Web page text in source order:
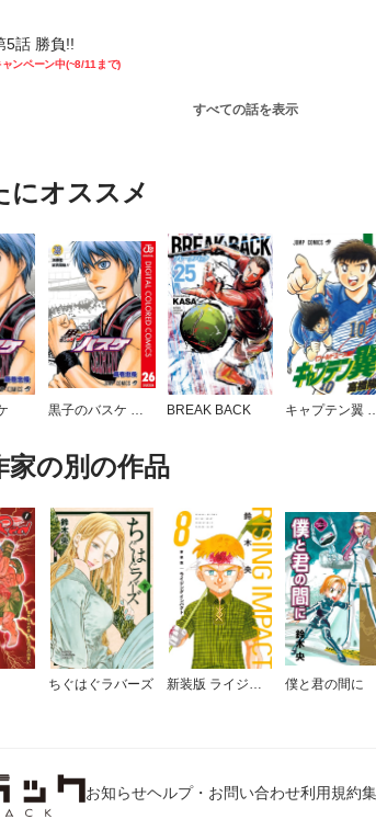
5話 勝負!!
ャンペーン中(~8/11まで)
すべての話を表示
にオススメ
黒子のバスケ カラー版 BREAK BACK キャプテン翼
家の別の作品
ちぐはぐラバーズ 新装版 ライジング インパクト 僕と君の間に
お知らせヘルプ・お問い合わせ利用規約